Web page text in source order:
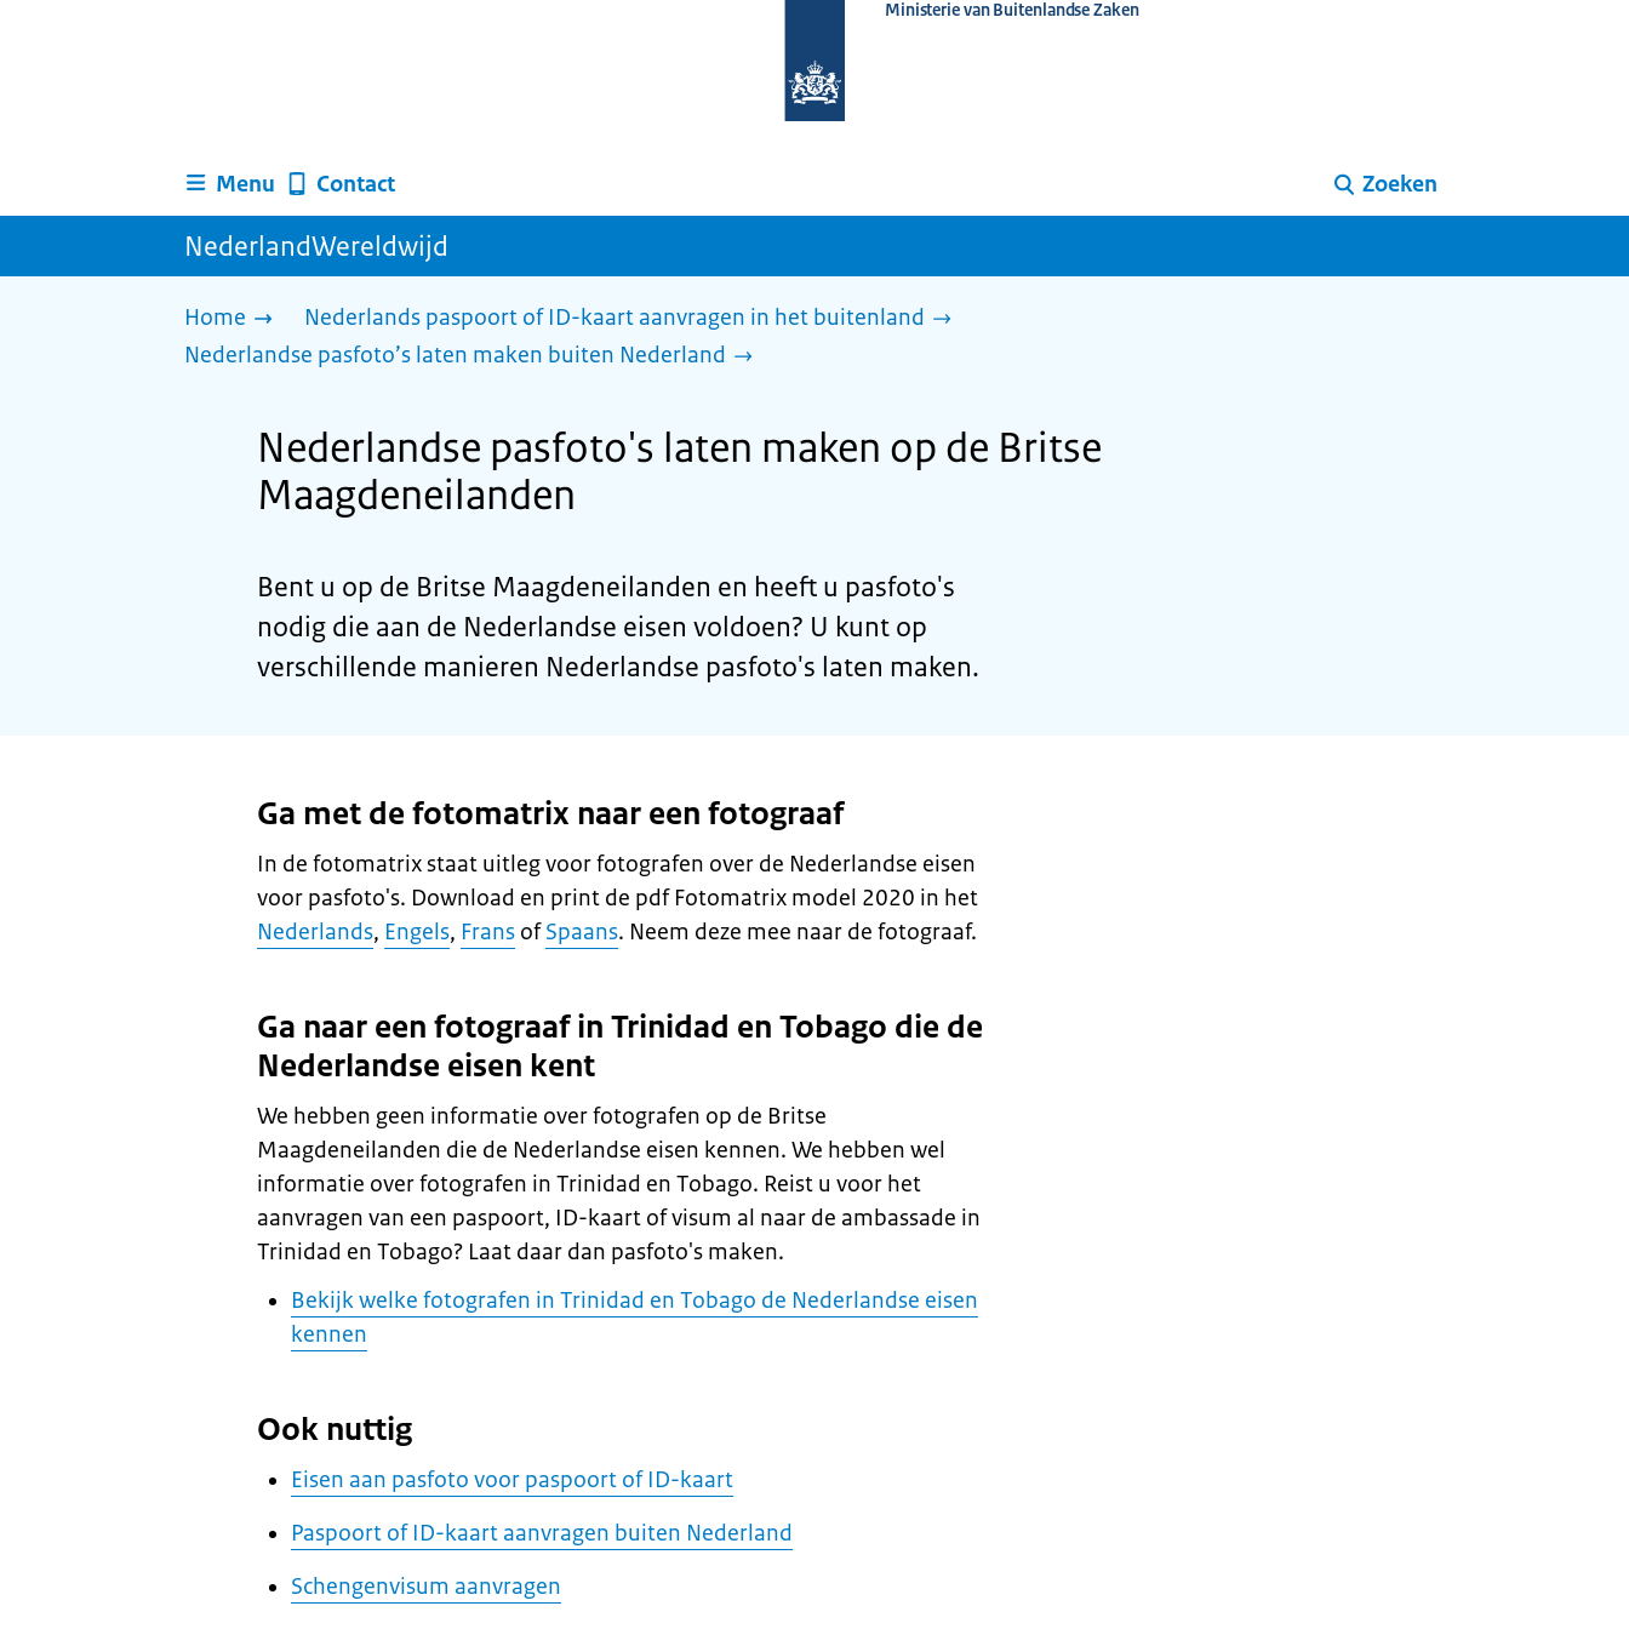
homepage
Ministerie van Buitenlandse Zaken
Menu Contact Zoeken
NederlandWereldwijd
Home
Nederlands paspoort of ID-kaart aanvragen in het buitenland
Nederlandse pasfoto’s laten maken buiten Nederland
Nederlandse pasfoto's laten maken op de Britse
Maagdeneilanden
Bent u op de Britse Maagdeneilanden en heeft u pasfoto's
nodig die aan de Nederlandse eisen voldoen? U kunt op
verschillende manieren Nederlandse pasfoto's laten maken.
Ga met de fotomatrix naar een fotograaf
In de fotomatrix staat uitleg voor fotografen over de Nederlandse eisen
voor pasfoto's. Download en print de pdf Fotomatrix model 2020 in het
Nederlands, Engels, Frans ofSpaans. Neem deze mee naar de fotograaf.
Ga naar een fotograaf in Trinidad en Tobago die de
Nederlandse eisen kent
We hebben geen informatie over fotografen op de Britse
Maagdeneilanden die de Nederlandse eisen kennen. We hebben wel
informatie over fotografen in Trinidad en Tobago. Reist u voor het
aanvragen van een paspoort, ID-kaart of visum al naar de ambassade in
Trinidad en Tobago? Laat daar dan pasfoto's maken.
Bekijk welke fotografen in Trinidad en Tobago de Nederlandse eisen
kennen
Ook nuttig
Eisen aan pasfoto voor paspoort of ID-kaart
Paspoort of ID-kaart aanvragen buiten Nederland
Schengenvisum aanvragen